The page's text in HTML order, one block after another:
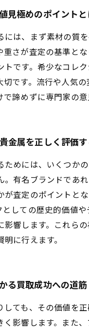
見極めのポイントと
は、まず素材の質
さが査定の基準と
です。希少なコレ
です。流行や人気
諦めずに専門家の
金属を正しく評価
めには、いくつか
有名ブランドであ
査定のポイントと
しての歴史的価値
響します。これら
に行えます。
る買取成功への道筋
ても、その価値を
影響します。また